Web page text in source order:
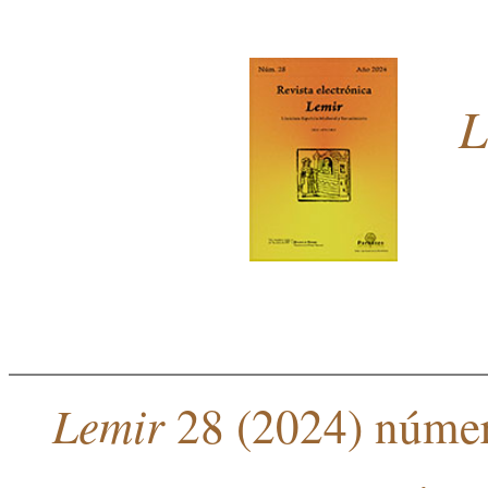
Lemir28 (2024)